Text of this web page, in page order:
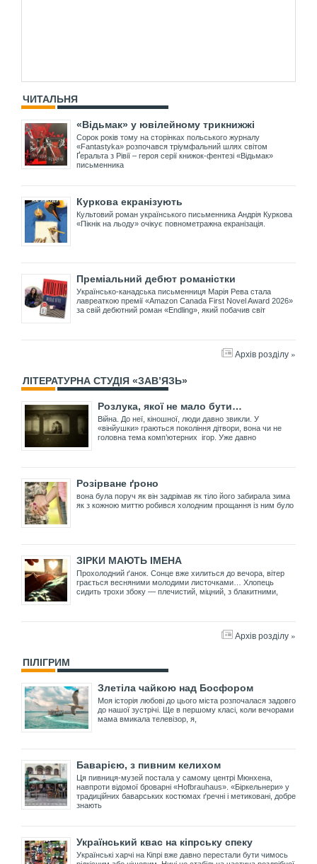
ЧИТАЛЬНЯ
«Відьмак» у ювілейному трикнижжі
Сорок років тому на сторінках польського журналу
«Fantastyka» розпочався тріумфальний шлях світом
Ґеральта з Рівії – героя серії книжок-фентезі «Відьмак»
письменника
Куркова екранізують
Культовий роман українського письменника Андрія Куркова
«Пікнік на льоду» очікує повнометражна екранізація.
Преміальний дебют романістки
Українсько-канадська письменниця Марія Рева стала
лавреаткою премії «Amazon Canada First Novel Award 2026»
за свій дебютний роман «Endling», який побачив світ
Архів розділу »
ЛІТЕРАТУРНА СТУДІЯ «ЗАВ’ЯЗЬ»
Розлука, якої не мало бути…
Війна. До неї, кіношної, люди давно звикли. У
«вінйушки» граються покоління дітвори, вона чи не
головна тема комп’ютерних ігор. Уже давно
Розірване ґроно
вона була поруч як він задрімав як тіло його забирала зима
як з кожною миттю робився холодним прощання із ним було
ЗІРКИ МАЮТЬ ІМЕНА
Прохолодний ґанок. Сонце вже хилиться до вечора, вітер
грається весняними молодими листочками… Хлопець
сидить трохи збоку — плечистий, міцний, з блакитними,
Архів розділу »
ПІЛІГРИМ
Злетіла чайкою над Босфором
Моя історія любові до цього міста розпочалася задовго
до нашої зустрічі. Ще в першому класі, коли вечорами
мама вмикала телевізор, я,
Баварією, з пивним келихом
Ця пивниця-музей постала у самому центрі Мюнхена,
навпроти відомої броварні «Hofbrauhaus». «Біркельнери» у
традиційних баварських костюмах ґречні і метиковані, добре
знають
Український квас на кіпрську спеку
Українські харчі на Кіпрі вже давно перестали бути чимось